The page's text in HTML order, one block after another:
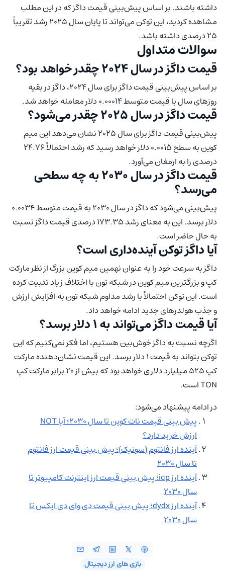
داشته باشند. بر اساس پیش‌بینی قیمت داگز که در این مطلب
مشاهده کردید، این توکن می‌تواند تا پایان سال 2025 رشد تقریباً
۲۵ درصدی داشته باشد.
سوالات متداول
قیمت داگز در سال 2024 چقدر خواهد بود؟
بر اساس پیش‌بینی قیمت داگز برای سال 2024، داگز در بقیه
روزهای سال با قیمت متوسط 0.00014 دلار معامله خواهد شد.
قیمت داگز در سال 2025 چقدر می‌شود؟
پیش‌بینی قیمت داگز ‌برای سال 2025 نشان می‌دهد این میم
کوین به سطح 0.0015 دلار خواهد رسید که رشد احتمالاً 24.76
درصدی را به ارمغان می‌آورد.
قیمت داگز در سال 2030 به چه سطحی
می‌رسد؟
پیش‌بینی می‌شود که داگز در سال 2030 به قیمت متوسط 0.0034
دلار برسد. این به معنای رشد 173.35 درصدی قیمت داگز نسبت
به حال حاضر است.
آیا داگز توکن آینده‌‌داری است؟
داگز به سرعت خود را به عنوان نهمین میم کوین بزرگ از نظر مارکت
کپ و بزرگترین میم کوین در شبکه تون با اختلاف زیاد تثبیت کرده
است. این توکن احتمالاً با رشد مداوم شبکه تون به افزایش ارزش
و جذب هولدرهای جدید ادامه خواهد داد.
آیا قیمت داگز می‌تواند به 1 دلار برسد؟
اگرچه ‌نسبت به داگز خوش‌بین هستیم، اما فکر نمی‌کنیم که این
توکن بتواند به قیمت 1 دلار برسد. این قیمت نشان‌دهنده مارکت
کپ 525 میلیارد دلاری خواهد بود که بیش از 20 برابر مارکت کپ
TON است.
در ادامه پیشنهاد می‌شود:
پیش بینی قیمت نات کوین تا سال 2030؛ ‌آیا NOT
ارزش خرید دارد؟
آینده ارز فانتوم (سونیک)؛ پیش بینی قیمت ارز فانتوم
تا سال ۲۰۳۰
آینده ارز icp؛ پیش بینی قیمت ارز اینترنت کامپیوتر تا
سال ۲۰۳۰
آینده ارز dydx؛ پیش بینی قیمت دی وای دی ایکس تا
سال ۲۰۳۰
بازی های ارز دیجیتال